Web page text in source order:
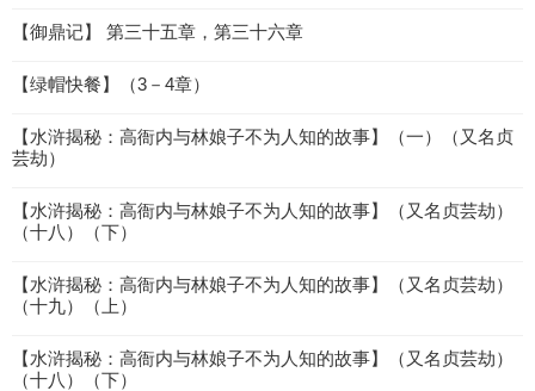
【御鼎记】 第三十五章，第三十六章
【绿帽快餐】（3－4章）
【水浒揭秘：高衙内与林娘子不为人知的故事】（一）（又名贞
芸劫）
【水浒揭秘：高衙内与林娘子不为人知的故事】（又名贞芸劫）
（十八）（下）
【水浒揭秘：高衙内与林娘子不为人知的故事】（又名贞芸劫）
（十九）（上）
【水浒揭秘：高衙内与林娘子不为人知的故事】（又名贞芸劫）
（十八）（下）